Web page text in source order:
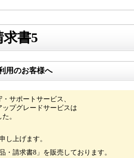
求書5
用のお客様へ
サポートサービス、
ップグレードサービスは
。
し上げます。
・請求書8」を販売しております。